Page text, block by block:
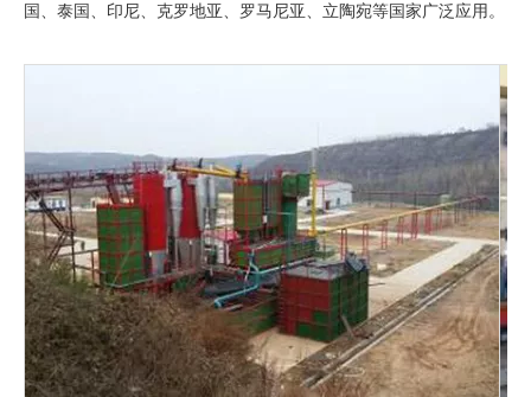
国、泰国、印尼、克罗地亚、罗马尼亚、立陶宛等国家广泛应用。